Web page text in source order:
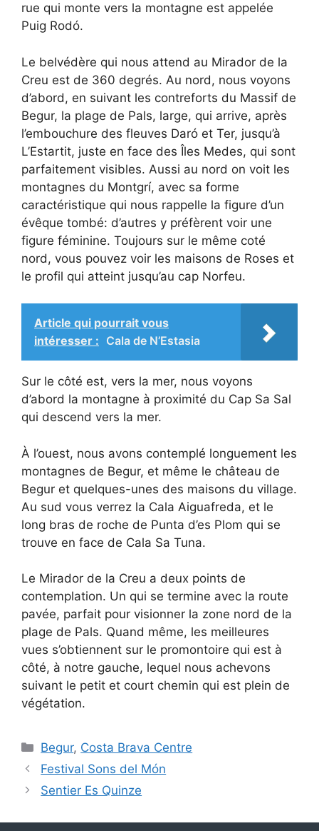
rue qui monte vers la montagne est appelée
Puig Rodó.
Le belvédère qui nous attend au Mirador de la
Creu est de 360 degrés. Au nord, nous voyons
d’abord, en suivant les contreforts du Massif de
Begur, la plage de Pals, large, qui arrive, après
l’embouchure des fleuves Daró et Ter, jusqu’à
L’Estartit, juste en face des Îles Medes, qui sont
parfaitement visibles. Aussi au nord on voit les
montagnes du Montgrí, avec sa forme
caractéristique qui nous rappelle la figure d’un
évêque tombé: d’autres y préfèrent voir une
figure féminine. Toujours sur le même coté
nord, vous pouvez voir les maisons de Roses et
le profil qui atteint jusqu’au cap Norfeu.
Article qui pourrait vous
intéresser : Cala de N’Estasia
Sur le côté est, vers la mer, nous voyons
d’abord la montagne à proximité du Cap Sa Sal
qui descend vers la mer.
À l’ouest, nous avons contemplé longuement les
montagnes de Begur, et même le château de
Begur et quelques-unes des maisons du village.
Au sud vous verrez la Cala Aiguafreda, et le
long bras de roche de Punta d’es Plom qui se
trouve en face de Cala Sa Tuna.
Le Mirador de la Creu a deux points de
contemplation. Un qui se termine avec la route
pavée, parfait pour visionner la zone nord de la
plage de Pals. Quand même, les meilleures
vues s’obtiennent sur le promontoire qui est à
côté, à notre gauche, lequel nous achevons
suivant le petit et court chemin qui est plein de
végétation.
Catégories
Begur, Costa Brava Centre
Festival Sons del Món
Sentier Es Quinze